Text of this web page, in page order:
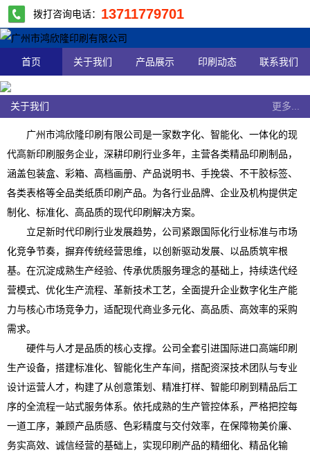
拨打咨询电话： 13711779701
首页 关于我们 产品展示 印刷动态 联系我们
关于我们 更多...
广州市鸿欣隆印刷有限公司是一家数字化、智能化、一体化的现
代高新印刷服务企业，深耕印刷行业多年，主营各类精品印刷制品，
涵盖包装盒、彩箱、高档画册、产品说明书、手挽袋、不干胶标签、
各类表格等全品类纸质印刷产品。为各行业品牌、企业及机构提供定
制化、标准化、高品质的现代印刷解决方案。
立足新时代印刷行业发展趋势，公司紧跟国际化行业标准与市场
化竞争节奏，摒弃传统经营思维，以创新驱动发展、以品质筑牢根
基。在沉淀成熟生产经验、传承优质服务理念的基础上，持续迭代经
营模式、优化生产流程、革新技术工艺，全面提升企业数字化生产能
力与核心市场竞争力，适配现代商业多元化、高品质、高效率的采购
需求。
硬件与人才是品质的核心支撑。公司全套引进国际进口高端印刷
生产设备，搭建标准化、智能化生产车间，搭配资深技术团队与专业
设计运营人才，构建了从创意策划、精准打样、智能印刷到精品后工
序的全流程一站式服务体系。依托成熟的生产管控体系，严格把控每
一道工序，兼顾产品质感、色彩精度与交付效率，在保障物美价廉、
务实高效、诚信经营的基础上，实现印刷产品的精细化、精品化输